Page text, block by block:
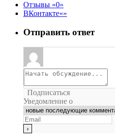
Отзывы
0
ВКонтакте
Отправить ответ
Подписаться
Уведомление о